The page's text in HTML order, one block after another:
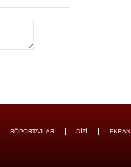
RÖPORTAJLAR DİZİ EKRAN